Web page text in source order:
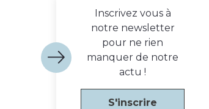
Inscrivez vous à
notre newsletter
pour ne rien
manquer de notre
actu !
S'inscrire